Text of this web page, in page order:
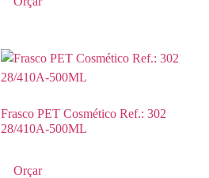
Frasco PET Cosmético Ref.: 302
28/410A-500ML
Orçar